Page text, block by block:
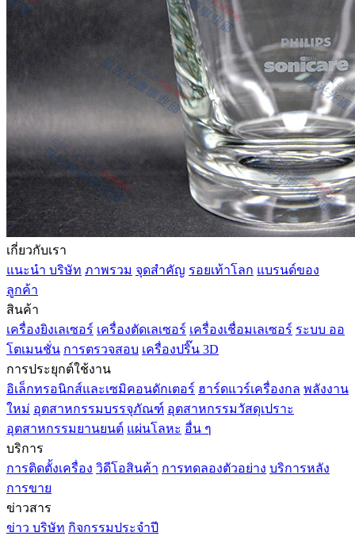
เกี่ยวกับเรา
แนะนำ บริษัท ภาพรวม จุดสำคัญ รอยเท้าโลก แบรนด์ของ
ลูกค้า
สินค้า
เครื่องยิงเลเซอร์ เครื่องตัดเลเซอร์ เครื่องเชื่อมเลเซอร์ ระบบ ออ
โตเมนชั่น การตรวจสอบ เครื่องปริ๊น 3D
การประยุกต์ใช้งาน
อิเล็กทรอนิกส์และเซมิคอนดักเตอร์ ฮาร์ดแวร์เครื่องกล พลังงาน
ใหม่ อุตสาหกรรมบรรจุภัณฑ์ อุตสาหกรรมวัสดุเปราะ
อุตสาหกรรมยานยนต์ แผ่นโลหะ อื่น ๆ
บริการ
การติดตั้งเครื่อง วิดีโอสินค้า การทดลองตัวอย่าง บริการหลัง
การขาย
ข่าวสาร
ข่าว บริษัท กิจกรรมประจำปี